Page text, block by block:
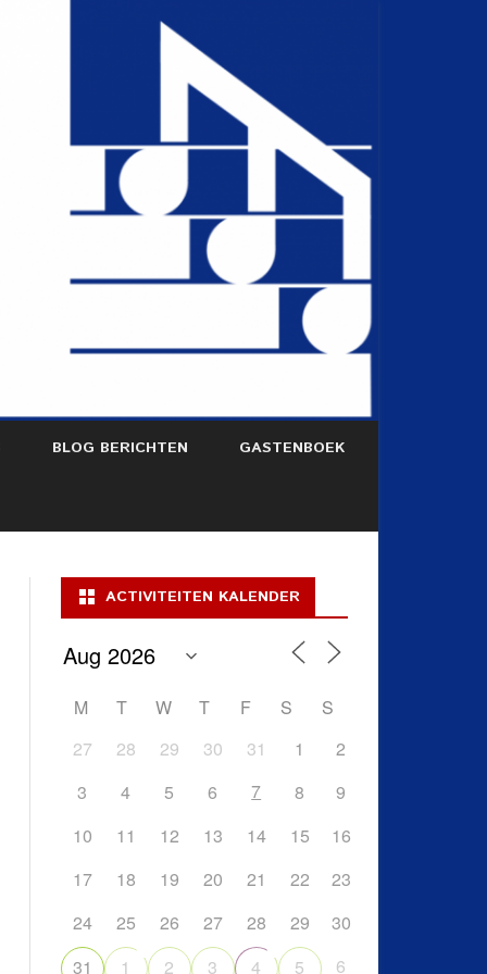
BLOG BERICHTEN GASTENBOEK
ACTIVITEITEN KALENDER
M T W T F S
S
27
28 29 30 31 1
2
3
4 5 6 7 8
9
10
11 12 13 14 15
16
17
18 19 20 21 22
23
24
25 26 27 28 29
30
31
1 2 3 4 5 6